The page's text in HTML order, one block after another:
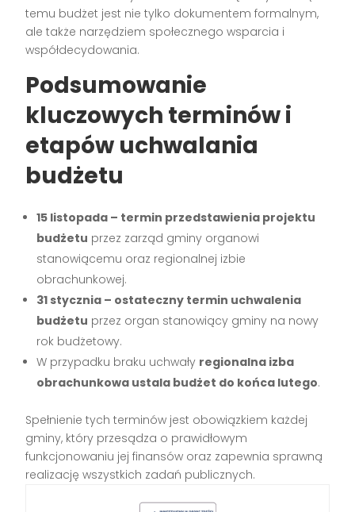
temu budżet jest nie tylko dokumentem formalnym,
ale także narzędziem społecznego wsparcia i
współdecydowania.
Podsumowanie
kluczowych terminów i
etapów uchwalania
budżetu
15 listopada – termin przedstawienia projektu
budżetu przez zarząd gminy organowi
stanowiącemu oraz regionalnej izbie
obrachunkowej.
31 stycznia – ostateczny termin uchwalenia
budżetu przez organ stanowiący gminy na nowy
rok budżetowy.
W przypadku braku uchwały regionalna izba
obrachunkowa ustala budżet do końca lutego.
Spełnienie tych terminów jest obowiązkiem każdej
gminy, który przesądza o prawidłowym
funkcjonowaniu jej finansów oraz zapewnia sprawną
realizację wszystkich zadań publicznych.